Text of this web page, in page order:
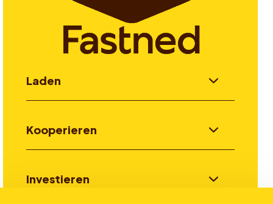
Laden
Kooperieren
Investieren